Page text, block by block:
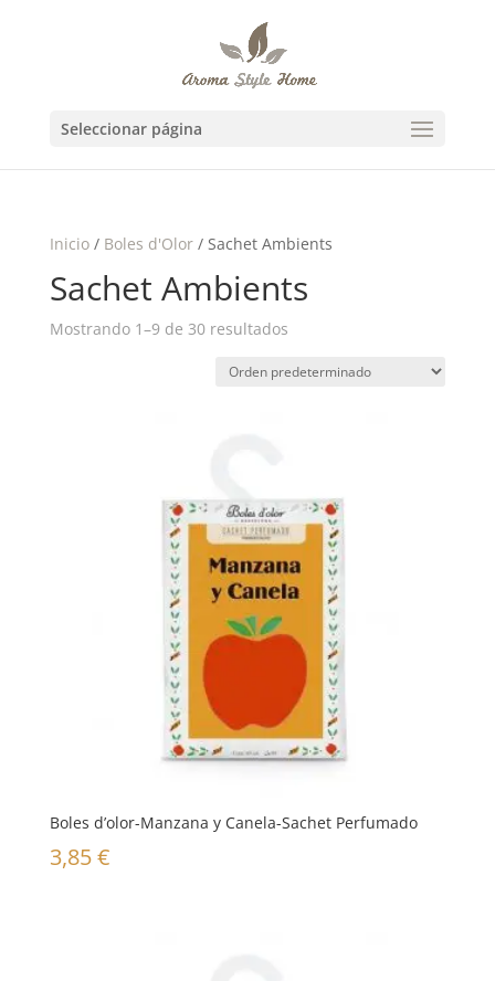
Seleccionar página
Inicio/ Boles d'Olor/ Sachet Ambients
Sachet Ambients
Mostrando 1–9 de 30 resultados
Boles d’olor-Manzana y Canela-Sachet Perfumado
3,85€